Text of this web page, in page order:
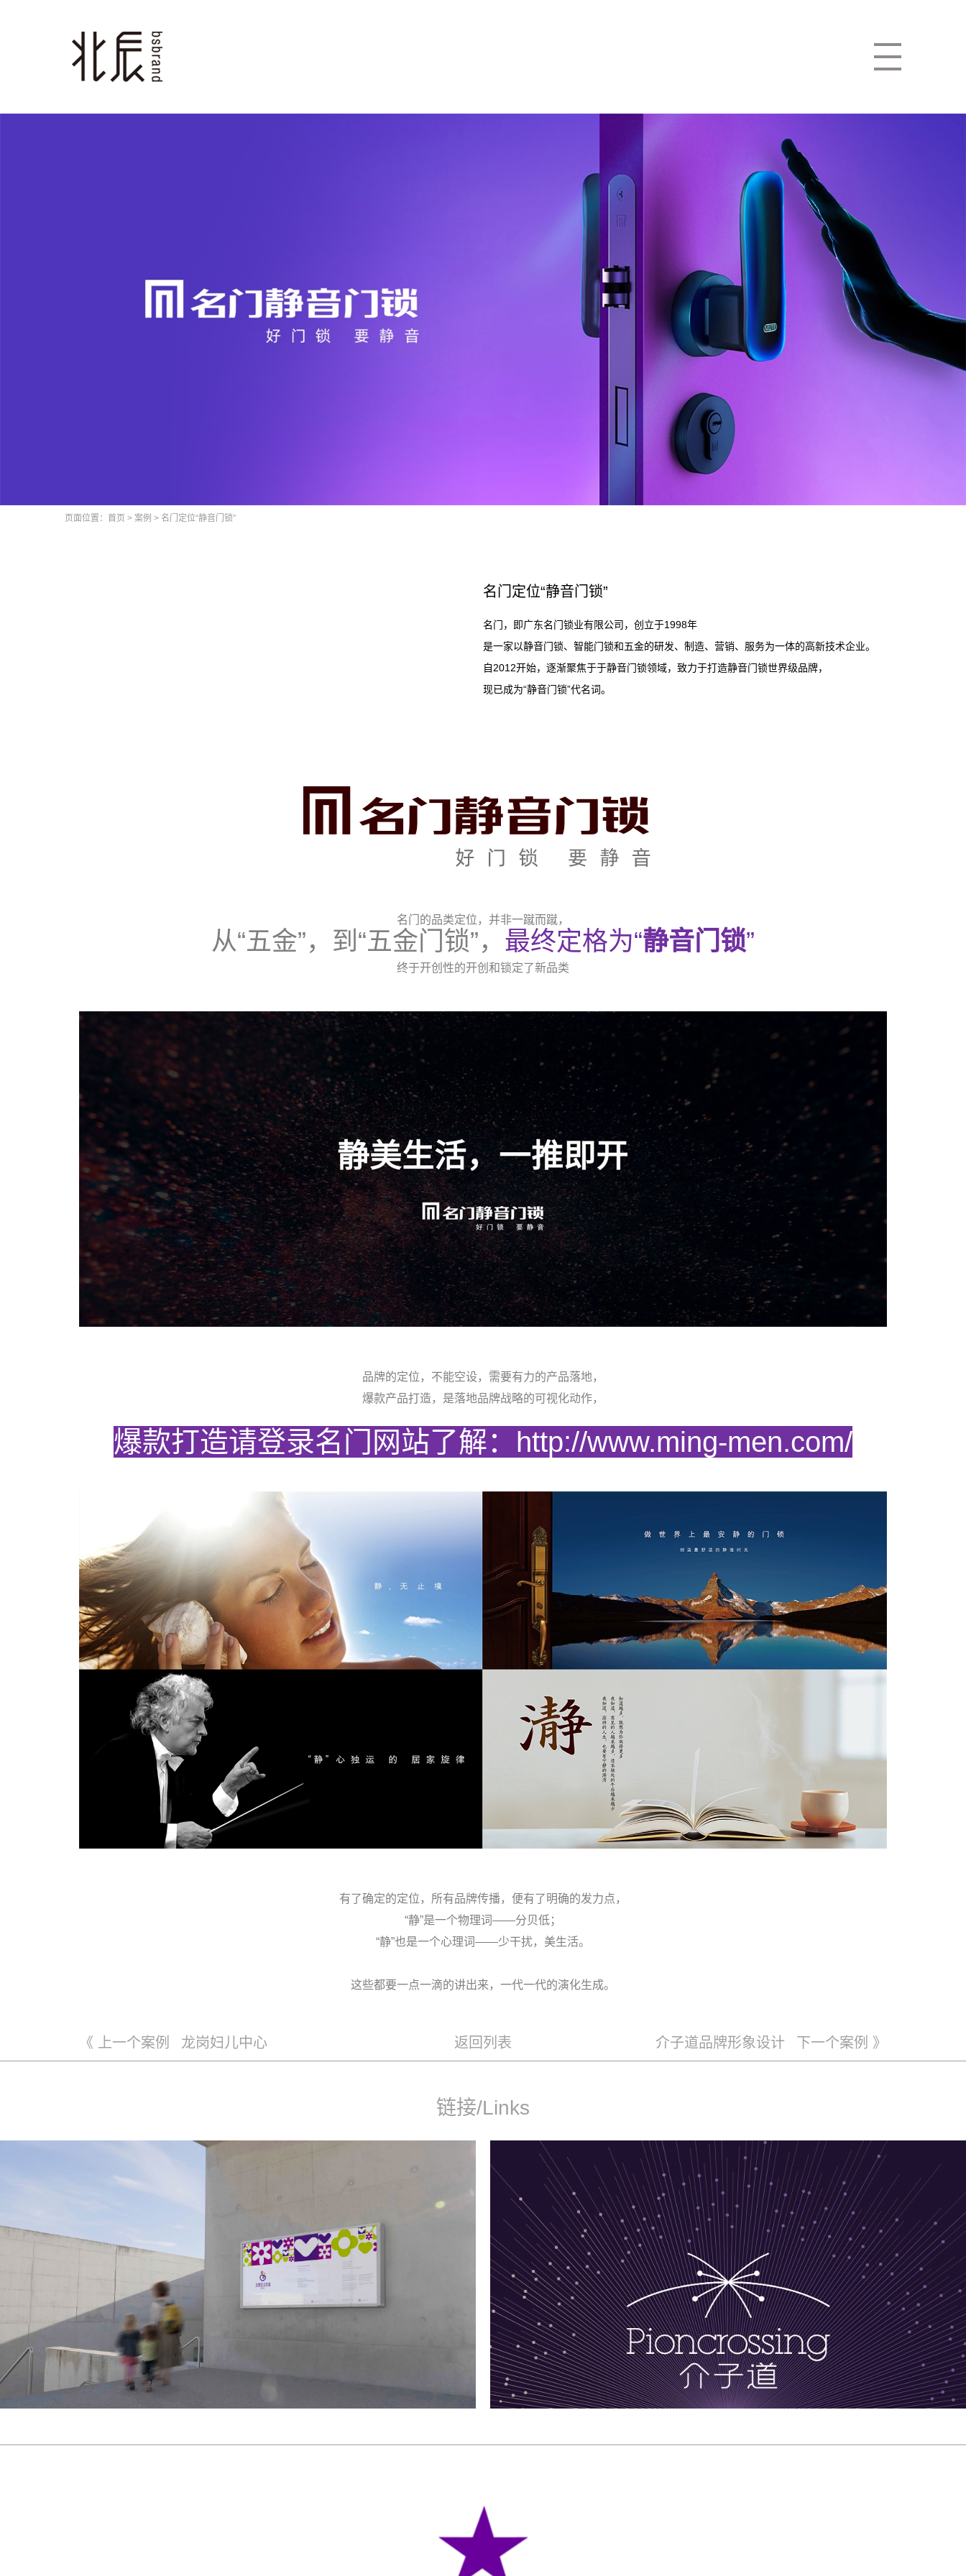
页面位置： 首页 > 案例 > 名门定位“静音门锁”
名门定位“静音门锁”
名门，即广东名门锁业有限公司，创立于1998年
是一家以静音门锁、智能门锁和五金的研发、制造、营销、服务为一体的高新技术企业。
自2012开始，逐渐聚焦于于静音门锁领域，致力于打造静音门锁世界级品牌，
现已成为“静音门锁”代名词。
名门的品类定位，并非一蹴而蹴，
从“五金”，到“五金门锁”， 最终定格为“静音门锁”
终于开创性的开创和锁定了新品类
品牌的定位，不能空设，需要有力的产品落地，
爆款产品打造，是落地品牌战略的可视化动作，
爆款打造请登录名门网站了解：http://www.ming-men.com/
有了确定的定位，所有品牌传播，便有了明确的发力点，
“静”是一个物理词——分贝低；
“静”也是一个心理词——少干扰，美生活。
这些都要一点一滴的讲出来，一代一代的演化生成。
《 上一个案例 龙岗妇儿中心 返回列表 介子道品牌形象设计 下一个案例 》
链接/Links